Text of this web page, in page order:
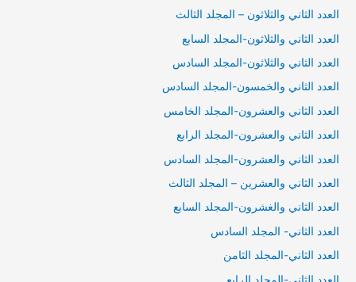
العدد الثاني والثلاثون – المجلد الثالث
العدد الثاني والثلاثون-المجلد السابع
العدد الثاني والثلاثون-المجلد السادس
العدد الثاني والخمسون-المجلد السادس
العدد الثاني والعشرون-المجلد الخامس
العدد الثاني والعشرون-المجلد الرابع
العدد الثاني والعشرون-المجلد السادس
العدد الثاني والعشرين – المجلد الثالث
العدد الثاني والغشرون-المجلد السابع
العدد الثاني- المجلد السادس
العدد الثاني-المجلد الثامن
العدد الثاني-المجلد الرابع